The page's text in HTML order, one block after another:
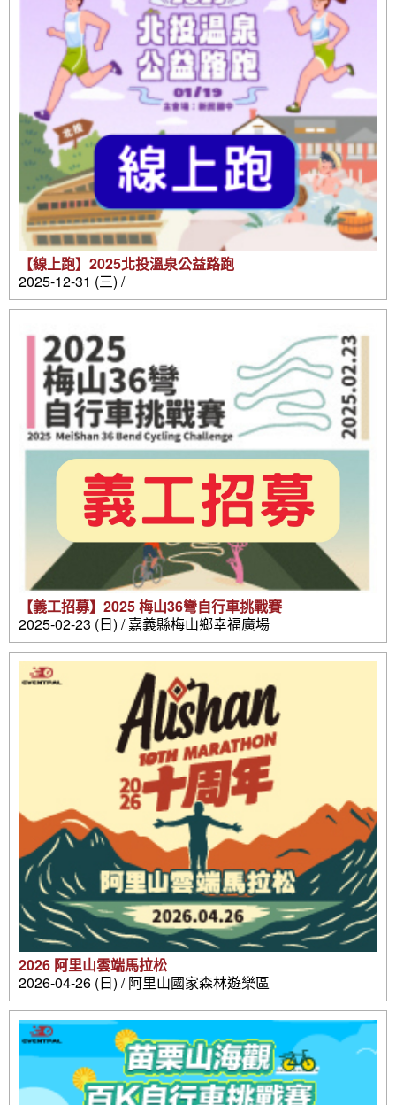
【線上跑】2025北投溫泉公益路跑
2025-12-31 (三) /
【義工招募】2025 梅山36彎自行車挑戰賽
2025-02-23 (日) / 嘉義縣梅山鄉幸福廣場
2026 阿里山雲端馬拉松
2026-04-26 (日) / 阿里山國家森林遊樂區